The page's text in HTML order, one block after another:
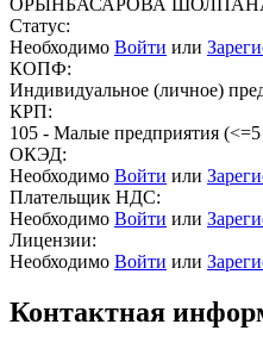
ОРЫНБАСАРОВА
Статус:
Необходимо Войти или
КОПФ:
Индивидуальное (личное)
КРП:
105 - Малые предприятия (<=5
ОКЭД:
Необходимо Войти или
Плательщик НДС:
Необходимо Войти или
Лицензии:
Необходимо Войти или
Контактная